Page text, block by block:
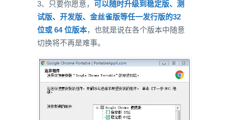
3、只要你愿意， 可以随时升级到稳定版、测
试版、开发版、金丝雀版等任一发行版的32
位或 64 位版本，也就是说在各个版本中随意
切换将不再是难事。